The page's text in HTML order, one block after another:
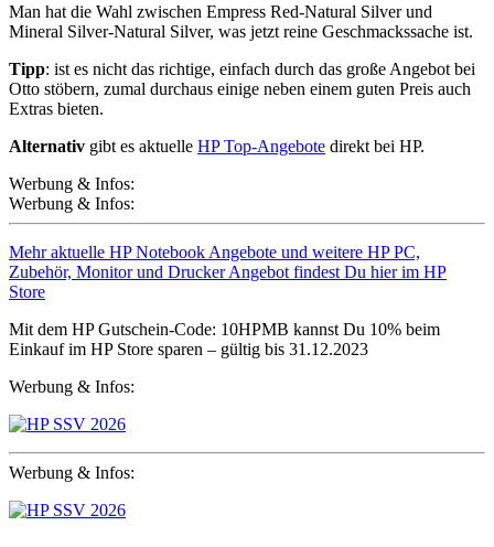
Man hat die Wahl zwischen Empress Red-Natural Silver und
Mineral Silver-Natural Silver, was jetzt reine Geschmackssache ist.
Tipp: ist es nicht das richtige, einfach durch das große Angebot bei
Otto stöbern, zumal durchaus einige neben einem guten Preis auch
Extras bieten.
Alternativ gibt es aktuelle HP Top-Angebote direkt bei HP.
Werbung & Infos:
Werbung & Infos:
Mehr aktuelle HP Notebook Angebote und weitere HP PC,
Zubehör, Monitor und Drucker Angebot findest Du hier im HP
Store
Mit dem HP Gutschein-Code: 10HPMB kannst Du 10% beim
Einkauf im HP Store sparen – gültig bis 31.12.2023
Werbung & Infos:
Werbung & Infos: